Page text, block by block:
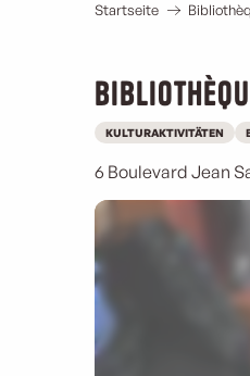
Startseite
KULTURAKTIVITÄTEN
6 Boulevard Jean